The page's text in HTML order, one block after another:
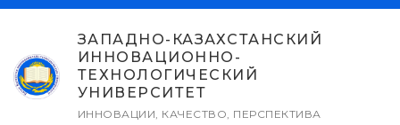
Перейти
содержимому
ЗАПАДНО-КАЗАХСТАНСКИЙ
ИННОВАЦИОННО-
ТЕХНОЛОГИЧЕСКИЙ
УНИВЕРСИТЕТ
ИННОВАЦИИ, КАЧЕСТВО, ПЕРСПЕКТИВА